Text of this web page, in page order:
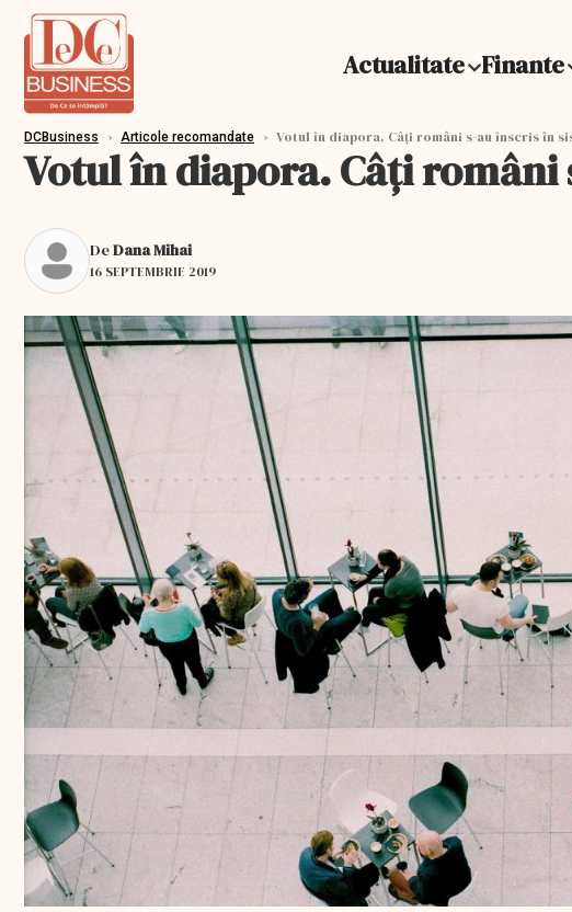
Actualitate Finante
DCBusiness › Articole recomandate › Votul în diapora. Câți români s-au înscris în
Votul în diapora. Câți români
DeDana Mihai
16 SEPTEMBRIE 2019